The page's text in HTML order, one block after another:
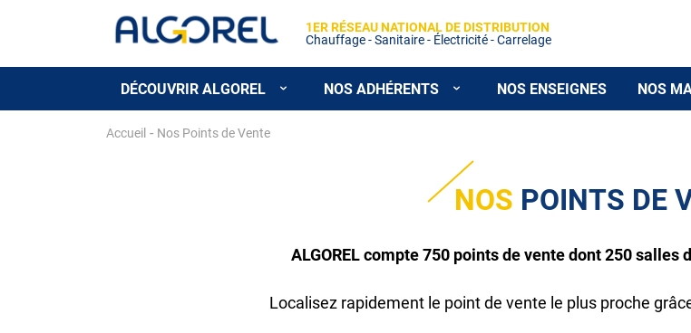
1ER RÉSEAU NATIONAL DE DISTRIBUTION
Chauffage - Sanitaire - Électricité - Carrelage
DÉCOUVRIR ALGOREL NOS ADHÉRENTS NOS ENSEIGNES NOS
Accueil - Nos Points de Vente
NOS POINTS DE
ALGOREL compte 750 points de vente dont 250 salles
Localisez rapidement le point de vente le plus proche